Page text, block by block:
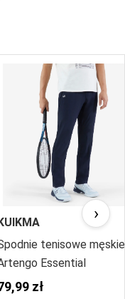
tenisowe męskie
Essential
zł
›